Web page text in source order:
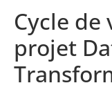
Cycle de
projet